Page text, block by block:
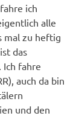
ich
alle
mal zu heftig
das
Ich fahre
auch da bin
und den